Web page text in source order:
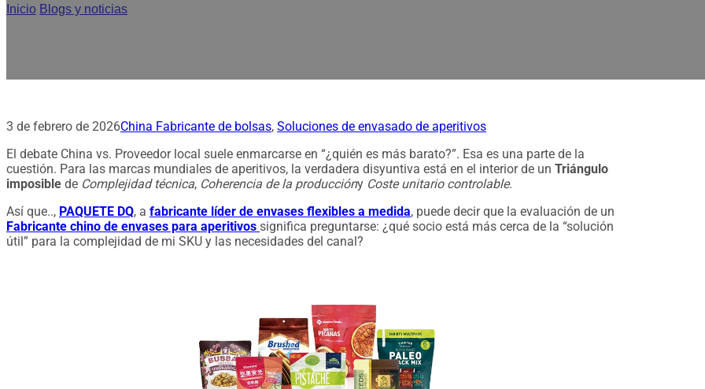
Inicio Blogs y noticias
3 de febrero de 2026China Fabricante de bolsas, Soluciones de envasado de aperitivos
El debate China vs. Proveedor local suele enmarcarse en “¿quién es más barato?”. Esa es una parte de la
cuestión. Para las marcas mundiales de aperitivos, la verdadera disyuntiva está en el interior de un Triángulo
imposible de Complejidad técnica, Coherencia de la produccióny Coste unitario controlable.
Así que.., PAQUETE DQ, a fabricante líder de envases flexibles a medida, puede decir que la evaluación de un
Fabricante chino de envases para aperitivos significa preguntarse: ¿qué socio está más cerca de la “solución
útil” para la complejidad de mi SKU y las necesidades del canal?